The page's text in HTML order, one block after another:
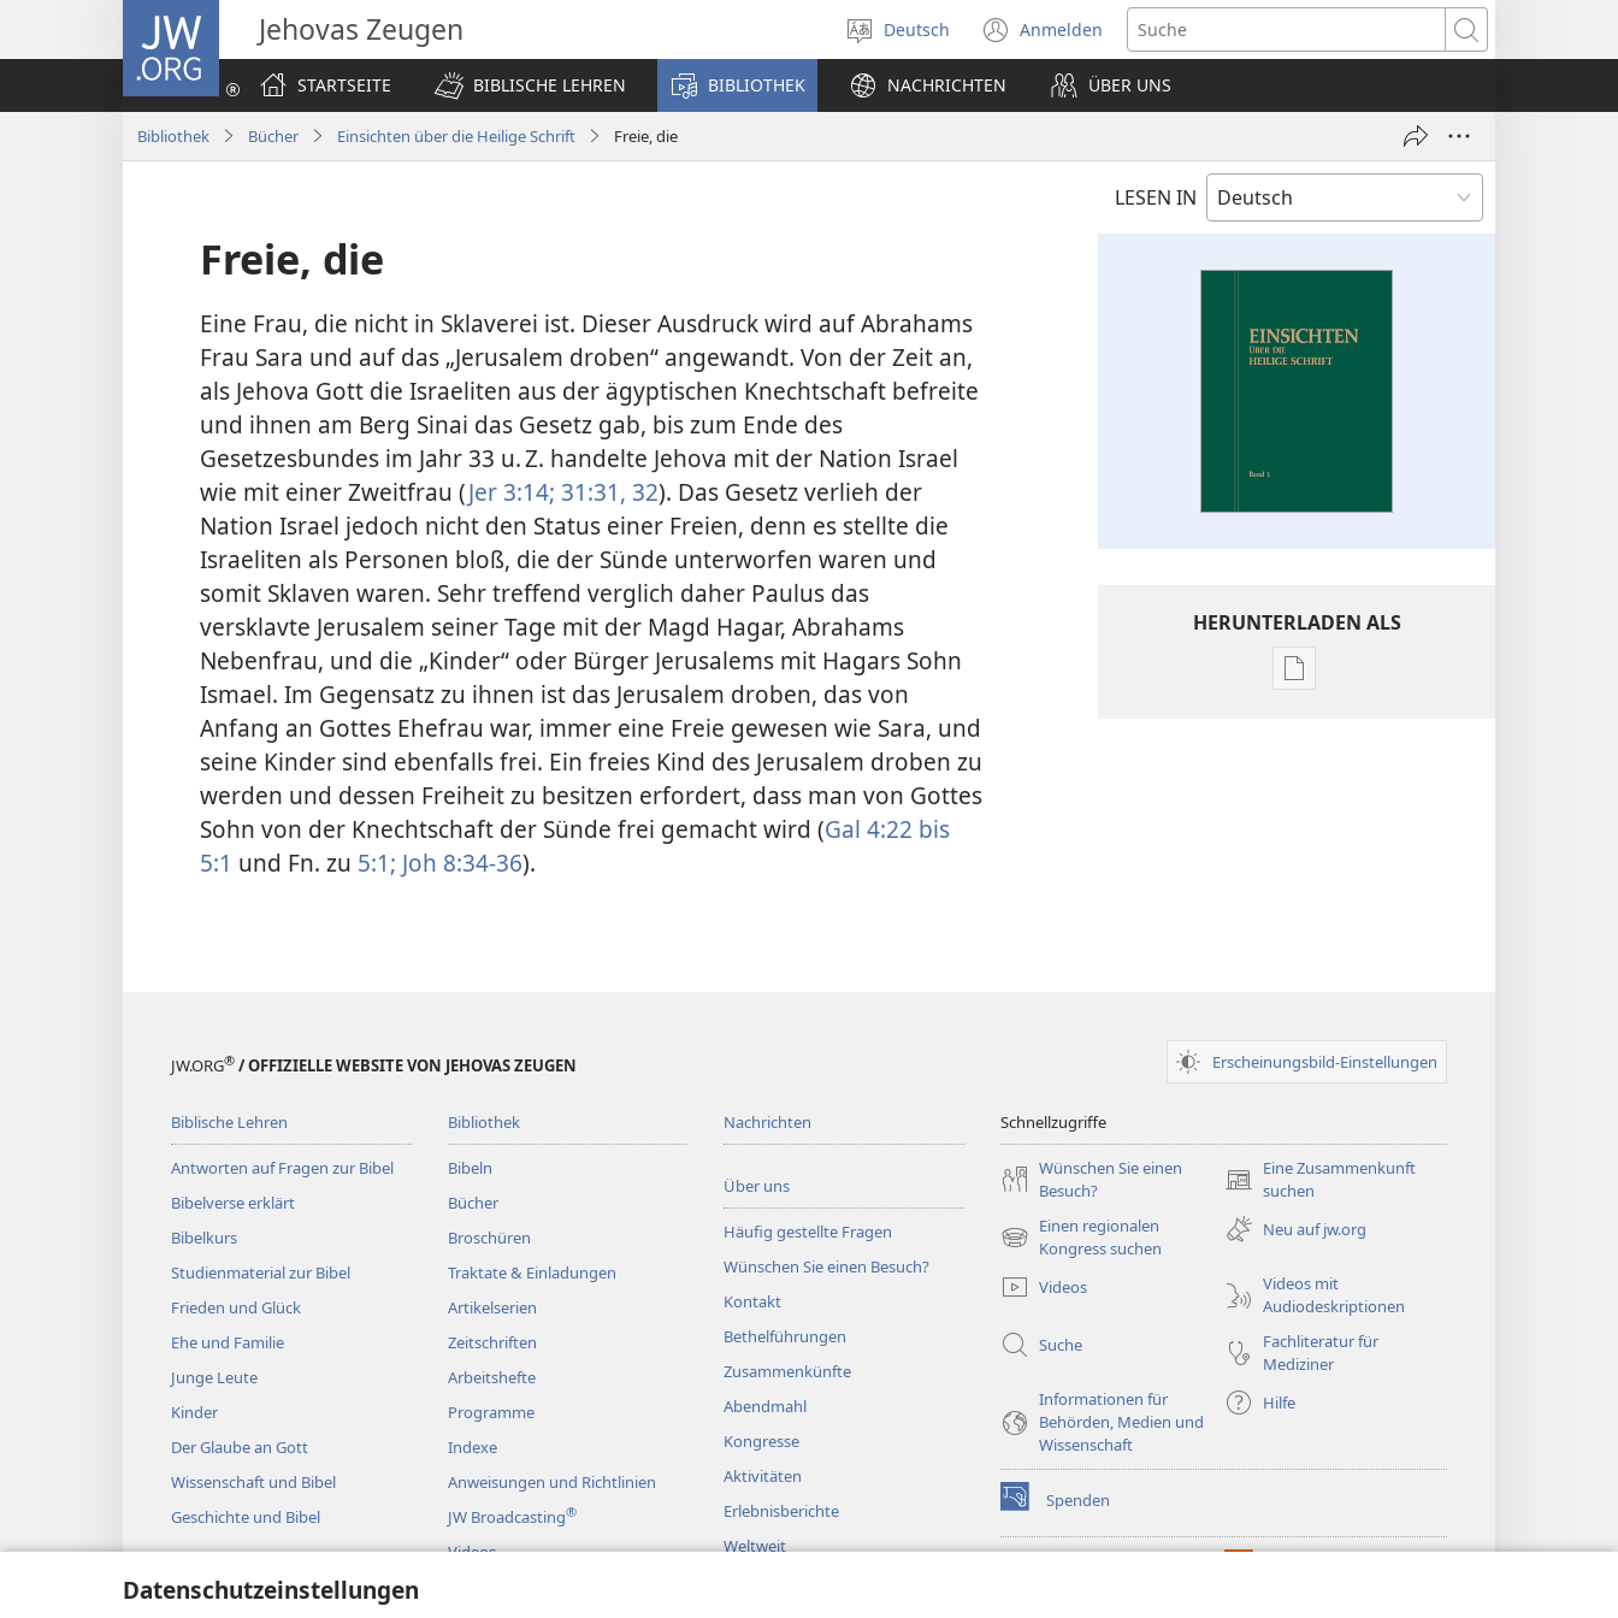
Datenschutzeinstellungen
JW.ORG Jehovas Zeugen
Sprache
auswählen
Deutsch Anmelden
(öffnet
neues
Fenster)
Suche
STARTSEITE
BIBLISCHE LEHREN BIBLIOTHEK NACHRICHTEN ÜBER UNS
Bibliothek Bücher Einsichten über die Heilige Schrift Freie, die
LESEN IN
Freie, die
Eine Frau, die nicht in Sklaverei ist. Dieser Ausdruck wird auf Abrahams
Frau Sara und auf das „Jerusalem droben“ angewandt. Von der Zeit an,
als Jehova Gott die Israeliten aus der ägyptischen Knechtschaft befreite
und ihnen am Berg Sinai das Gesetz gab, bis zum Ende des
Gesetzesbundes im Jahr 33 u. Z. handelte Jehova mit der Nation Israel
wie mit einer Zweitfrau (Jer 3:14; 31:31, 32). Das Gesetz verlieh der
Nation Israel jedoch nicht den Status einer Freien, denn es stellte die
Israeliten als Personen bloß, die der Sünde unterworfen waren und
somit Sklaven waren. Sehr treffend verglich daher Paulus das
versklavte Jerusalem seiner Tage mit der Magd Hagar, Abrahams
Nebenfrau, und die „Kinder“ oder Bürger Jerusalems mit Hagars Sohn
Ismael. Im Gegensatz zu ihnen ist das Jerusalem droben, das von
Anfang an Gottes Ehefrau war, immer eine Freie gewesen wie Sara, und
seine Kinder sind ebenfalls frei. Ein freies Kind des Jerusalem droben zu
werden und dessen Freiheit zu besitzen erfordert, dass man von Gottes
Sohn von der Knechtschaft der Sünde frei gemacht wird (Gal 4:22 bis
5:1 und Fn. zu 5:1; Joh 8:34-36).
HERUNTERLADEN ALS
Downloadoptionen
JW.ORG® / OFFIZIELLE WEBSITE VON JEHOVAS ZEUGEN Erscheinungsbild-Einstellungen
Biblische Lehren
Antworten auf Fragen zur Bibel
Bibelverse erklärt
Bibelkurs
Studienmaterial zur Bibel
Frieden und Glück
Ehe und Familie
Junge Leute
Kinder
Der Glaube an Gott
Wissenschaft und Bibel
Geschichte und Bibel
Bibliothek
Bibeln
Bücher
Broschüren
Traktate & Einladungen
Artikelserien
Zeitschriften
Arbeitshefte
Programme
Indexe
Anweisungen und Richtlinien
JW Broadcasting®
Videos
Nachrichten
Über uns
Häufig gestellte Fragen
Wünschen Sie einen Besuch?
Kontakt
Bethelführungen
Zusammenkünfte
Abendmahl
Kongresse
Aktivitäten
Erlebnisberichte
Weltweit
Schnellzugriffe
Wünschen Sie einen
Besuch?
Eine Zusammenkunft
suchen
(öffnet
neues
Fenster)
Einen regionalen
Kongress suchen
(öffnet
Fenster)
Neu auf jw.org
Videos
Videos mit
Audiodeskriptionen
Suche
Fachliteratur für
Mediziner
Informationen für
Behörden, Medien und
Wissenschaft
Hilfe
Spenden
(öffnet
neues
Fenster)